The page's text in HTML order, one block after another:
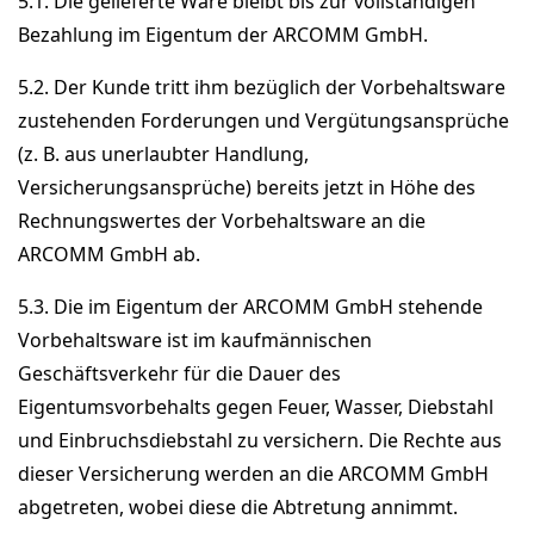
Bezahlung im Eigentum der ARCOMM GmbH.
5.2. Der Kunde tritt ihm bezüglich der Vorbehaltsware
zustehenden Forderungen und Vergütungsansprüche
(z. B. aus unerlaubter Handlung,
Versicherungsansprüche) bereits jetzt in Höhe des
Rechnungswertes der Vorbehaltsware an die
ARCOMM GmbH ab.
5.3. Die im Eigentum der ARCOMM GmbH stehende
Vorbehaltsware ist im kaufmännischen
Geschäftsverkehr für die Dauer des
Eigentumsvorbehalts gegen Feuer, Wasser, Diebstahl
und Einbruchsdiebstahl zu versichern. Die Rechte aus
dieser Versicherung werden an die ARCOMM GmbH
abgetreten, wobei diese die Abtretung annimmt.